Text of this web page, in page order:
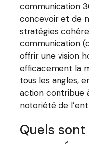
communication
concevoir et de
stratégies
communication
offrir une vision
efficacement la
tous les angles,
action contribue
notoriété de
Quels